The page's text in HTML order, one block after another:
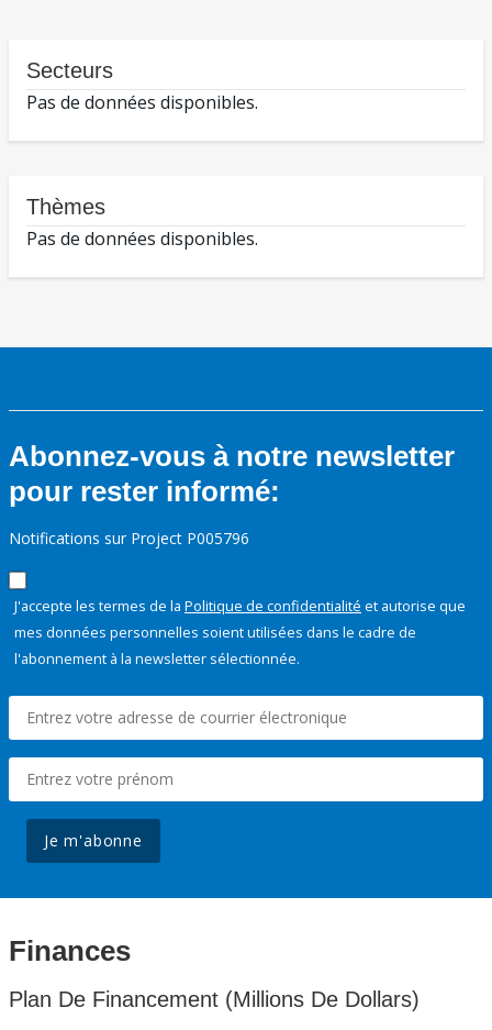
Secteurs
Pas de données disponibles.
Thèmes
Pas de données disponibles.
Abonnez-vous à notre newsletter
pour rester informé:
Notifications sur Project P005796
J'accepte les termes de la Politique de confidentialité et autorise que
mes données personnelles soient utilisées dans le cadre de
l'abonnement à la newsletter sélectionnée.
Je m'abonne
Finances
Plan De Financement (Millions De Dollars)